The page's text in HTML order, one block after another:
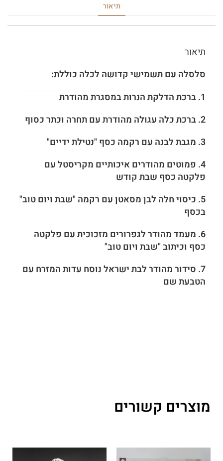
תיאור
תיאור
סלסלה עם תשמישי קדושה לכלה כוללת:
1. ברכת הדלקת הנרות במסגרת מהודרת
2. ברכת כלה עגולה מהודרת עם תחרה וכתר כסוף
3. מגבת לבנה עם רקמה כסף "נטילת ידיים"
4. פמוטים מהודרים איכותיים מקריסטל עם
פלקטה כסף שבת קודש
5. כיסוי חלה לבן מסאטן עם רקמה "שבת ויום טוב"
בכסף
6. מעמד מהודר לגפרורים מזכוכית עם פלקטה
כסף וכיתוב "שבת ויום טוב"
7. סידור מהודר לבת ישראל נוסח עדות המזרח עם
הטבעת שם
מוצרים קשורים